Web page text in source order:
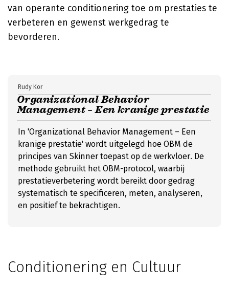
van operante conditionering toe om prestaties te
verbeteren en gewenst werkgedrag te
bevorderen.
Organizational Behavior
Management – Een kranige prestatie
Rudy Kor
In 'Organizational Behavior Management – Een
kranige prestatie' wordt uitgelegd hoe OBM de
principes van Skinner toepast op de werkvloer. De
methode gebruikt het OBM-protocol, waarbij
prestatieverbetering wordt bereikt door gedrag
systematisch te specificeren, meten, analyseren,
en positief te bekrachtigen.
Conditionering en Cultuur